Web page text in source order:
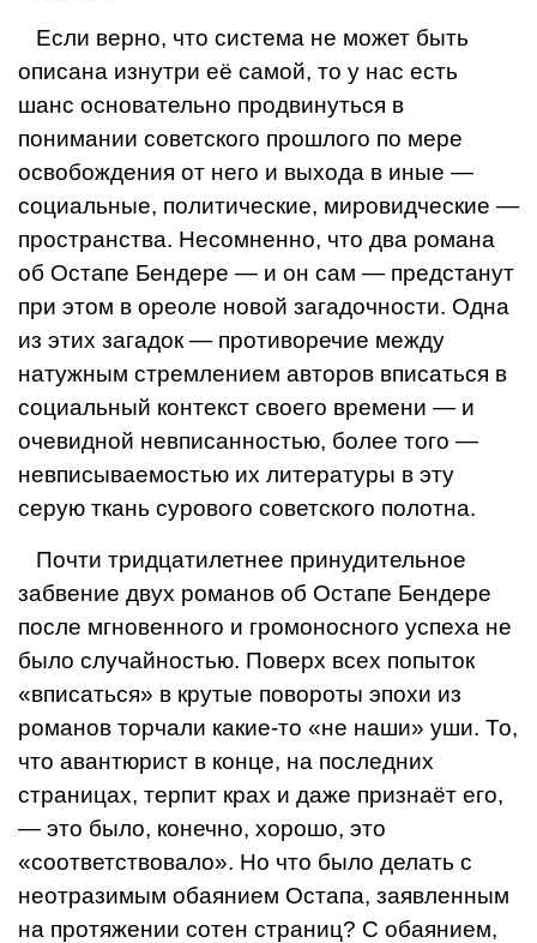
Если верно, что система не может быть
описана изнутри её самой, то у нас есть
шанс основательно продвинуться в
понимании советского прошлого по мере
осво­бождения от него и выхода в иные —
соци­альные, политические, мировидческие —
пространства. Несомненно, что два рома­на
об Остапе Бендере — и он сам — пред­станут
при этом в ореоле новой загадоч­ности. Одна
из этих загадок — противоре­чие между
натужным стремлением авто­ров вписаться в
социальный контекст свое­го времени — и
очевидной невписанностью, более того —
невписываемостью их лите­ратуры в эту
серую ткань сурового совет­ского полотна.
Почти тридцатилетнее принудительное
забвение двух романов об Остапе Бендере
после мгновенного и громо­носного успеха не
было случайностью. По­верх всех попыток
«вписаться» в крутые по­вороты эпохи из
романов торчали какие-то «не наши» уши. То,
что авантюрист в конце, на последних
страницах, терпит крах и даже признаёт его,
— это было, конечно, хорошо, это
«соответствовало». Но что было делать с
неотразимым обаянием Остапа, заявленным
на протяжении сотен страниц? С обаянием,